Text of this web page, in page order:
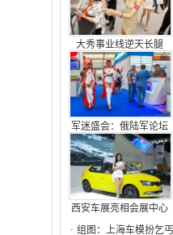
大秀事业线逆天长腿
军迷盛会：俄陆军论坛
西安车展亮相会展中心
组图：上海车模扮乞